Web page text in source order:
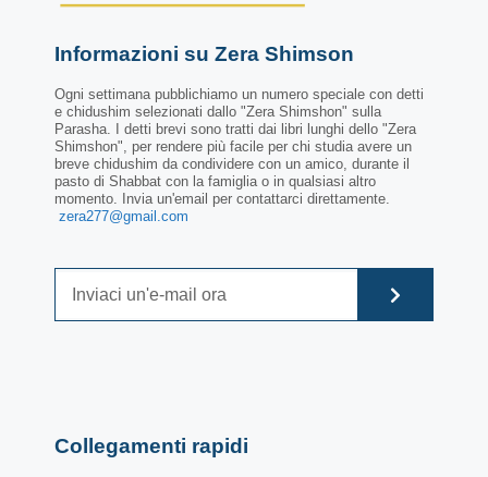
Informazioni su Zera Shimson
Ogni settimana pubblichiamo un numero speciale con detti
e chidushim selezionati dallo "Zera Shimshon" sulla
Parasha. I detti brevi sono tratti dai libri lunghi dello "Zera
Shimshon", per rendere più facile per chi studia avere un
breve chidushim da condividere con un amico, durante il
pasto di Shabbat con la famiglia o in qualsiasi altro
momento. Invia un'email per contattarci direttamente.
zera277@gmail.com
Collegamenti rapidi